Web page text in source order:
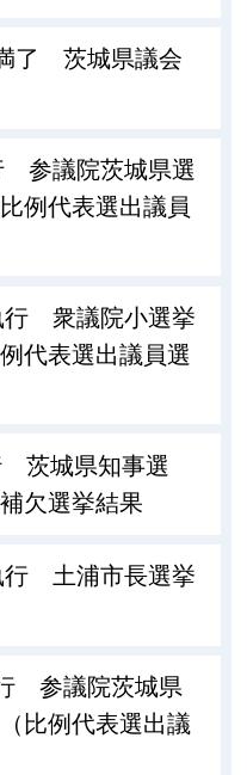
了 茨城県議会
参議院茨城県選
例代表選出議員
行 衆議院小選挙
代表選出議員選
茨城県知事選
欠選挙結果
行 土浦市長選挙
参議院茨城県
比例代表選出議